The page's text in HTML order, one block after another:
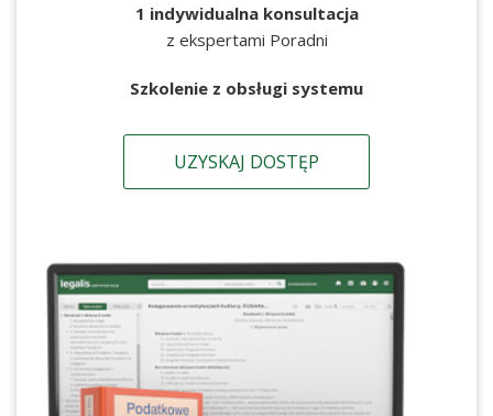
1 indywidualna konsultacja
z ekspertami Poradni
Szkolenie z obsługi systemu
UZYSKAJ DOSTĘP